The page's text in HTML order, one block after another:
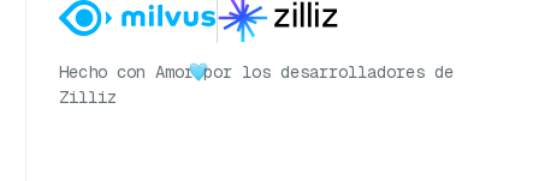
Hecho con Amor por los desarrolladores de
Zilliz